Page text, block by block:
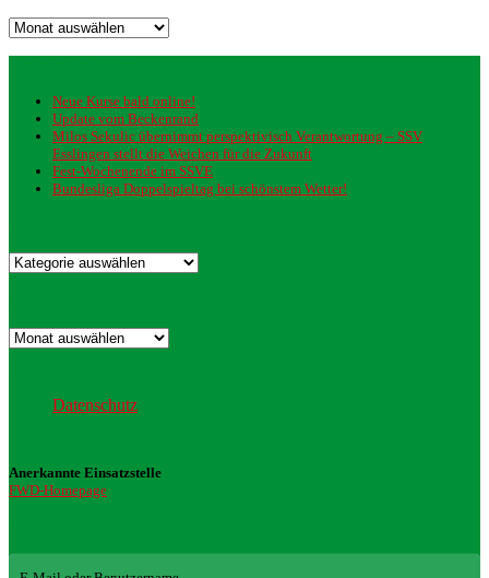
Archiv
Neue Kurse bald online!
Update vom Beckenrand
Milos Sekulic übernimmt perspektivisch Verantwortung – SSV
Esslingen stellt die Weichen für die Zukunft
Fest-Wochenende im SSVE
Bundesliga Doppelspieltag bei schönstem Wetter!
Kategorien
Archiv
Datenschutz
Anerkannte Einsatzstelle
FWD-Homepage